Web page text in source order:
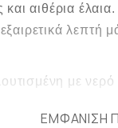
αιθέρια έλαια.
με νερό
ΕΜΦΆΝΙΣΗ